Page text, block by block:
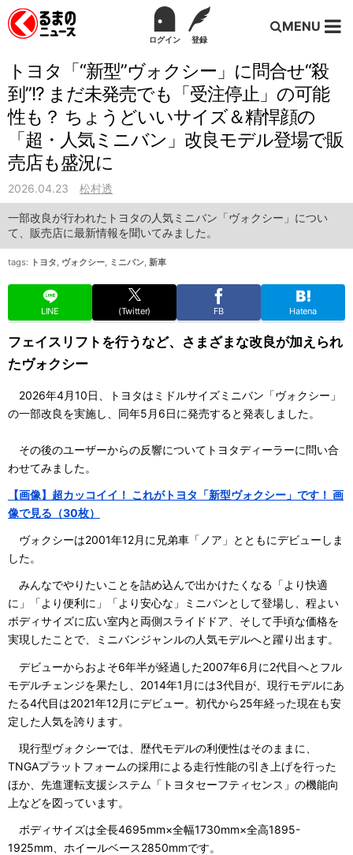
ログイン 登録
MENU
トヨタ「“新型”ヴォクシー」に問合せ“殺
到”!? まだ未発売でも「受注停止」の可能
性も？ ちょうどいいサイズ＆精悍顔の
「超・人気ミニバン」改良モデル登場で販
売店も盛況に
2026.04.23 松村透
一部改良が行われたトヨタの人気ミニバン「ヴォクシー」につい
て、販売店に最新情報を聞いてみました。
tags: トヨタ, ヴォクシー, ミニバン, 新車
LINE (Twitter) FB Hatena
フェイスリフトを行うなど、さまざまな改良が加えられ
たヴォクシー
2026年4月10日、トヨタはミドルサイズミニバン「ヴォクシー」
の一部改良を実施し、同年5月6日に発売すると発表しました。
その後のユーザーからの反響についてトヨタディーラーに問い合
わせてみました。
【画像】超カッコイイ！ これがトヨタ「新型ヴォクシー」です！ 画
像で見る（30枚）
ヴォクシーは2001年12月に兄弟車「ノア」とともにデビューしま
した。
みんなでやりたいことを詰め込んで出かけたくなる「より快適
に」「より便利に」「より安心な」ミニバンとして登場し、程よい
ボディサイズに広い室内と両側スライドドア、そして手頃な価格を
実現したことで、ミニバンジャンルの人気モデルへと躍り出ます。
デビューからおよそ6年半が経過した2007年6月に2代目へとフル
モデルチェンジを果たし、2014年1月には3代目が、現行モデルにあ
たる4代目は2021年12月にデビュー。初代から25年経った現在も安
定した人気を誇ります。
現行型ヴォクシーでは、歴代モデルの利便性はそのままに、
TNGAプラットフォームの採用による走行性能の引き上げを行った
ほか、先進運転支援システム「トヨタセーフティセンス」の機能向
上などを図っています。
ボディサイズは全長4695mm×全幅1730mm×全高1895-
1925mm、ホイールベース2850mmです。